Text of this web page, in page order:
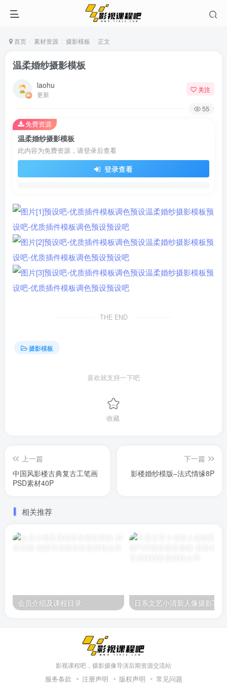
首页 素材资源 摄影模板 正文
温柔婚纱摄影模板
laohu
更新
关注
55
温柔婚纱摄影模板
此内容为免费资源，请登录后查看
登录查看
免费资源
THE END
摄影模板
喜欢就支持一下吧
收藏
上一篇
中国风影楼古典复古工笔画
PSD素材40P
下一篇
影楼婚纱模版–法式情缘8P
相关推荐
会员介绍及课程目录
影视课程吧，摄影摄像导演后期资源交流站
服务条款 注册声明 版权声明 常见问题